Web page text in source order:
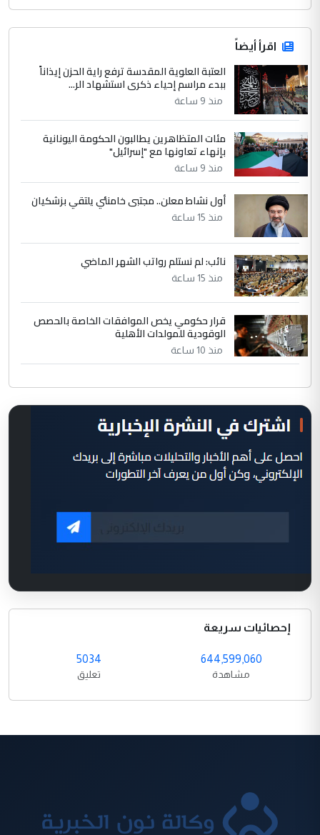
اقرأ أيضاً
العتبة العلوية المقدسة ترفع راية الحزن إيذاناً
ببدء مراسم إحياء ذكرى استشهاد الر...
منذ 9 ساعة
مئات المتظاهرين يطالبون الحكومة اليونانية
بإنهاء تعاونها مع "إسرائيل"
منذ 9 ساعة
أول نشاط معلن.. مجتبى خامنئي يلتقي بزشكيان
منذ 15 ساعة
نائب: لم نستلم رواتب الشهر الماضي
منذ 15 ساعة
قرار حكومي يخص الموافقات الخاصة بالحصص
الوقودية للمولدات الأهلية
منذ 10 ساعة
إحصائيات سريعة
644,599,060
مشاهدة
5034
تعليق